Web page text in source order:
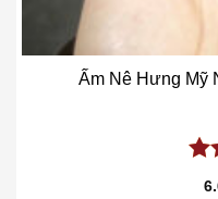
Ấm Nê Hưng Mỹ